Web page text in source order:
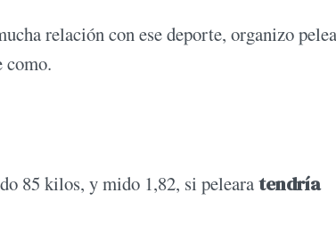
relación con ese deporte, organizo
como.
85 kilos, y mido 1,82, si pelearatendría